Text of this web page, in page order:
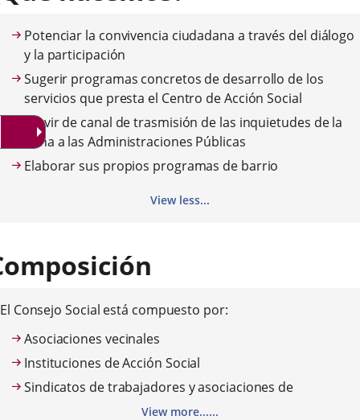
externa.externa.
Potenciar la convivencia ciudadana a través del diálogo
y la participación
Sugerir programas concretos de desarrollo de los
servicios que presta el Centro de Acción Social
Servir de canal de trasmisión de las inquietudes de la
Zona a las Administraciones Públicas
Elaborar sus propios programas de barrio
View less...
El Consejo Social está compuesto por:
Asociaciones vecinales
Instituciones de Acción Social
Sindicatos de trabajadores y asociaciones de
View more......